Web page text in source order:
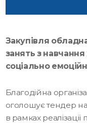
Закупівля
занять з
соціально
Благодійна
оголошує тендер
в рамках